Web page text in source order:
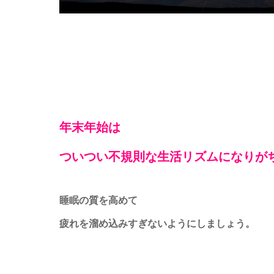
年末年始は
ついつい不規則な生活リズムになりが
睡眠の質を高めて
疲れを溜め込みすぎないようにしましょう。